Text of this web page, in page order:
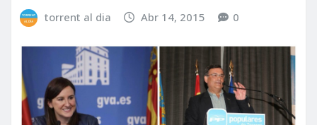
torrent al dia Abr 14, 2015 0